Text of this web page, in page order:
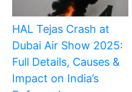
HAL Tejas Crash at
Dubai Air Show 2025:
Full Details, Causes &
Impact on India’s